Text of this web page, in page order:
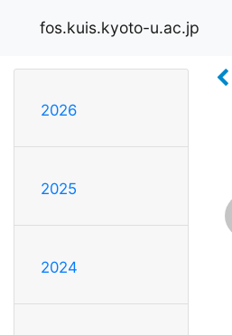
fos.kuis.kyoto-u.ac.jp
2026
2025
2024